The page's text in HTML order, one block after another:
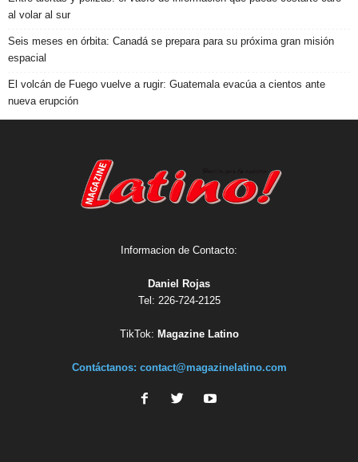
al volar al sur
Seis meses en órbita: Canadá se prepara para su próxima gran misión
espacial
El volcán de Fuego vuelve a rugir: Guatemala evacúa a cientos ante
nueva erupción
Informacion de Contacto:
Daniel Rojas
Tel: 226-724-2125
TikTok: Magazine Latino
Contáctanos: contact@magazinelatino.com